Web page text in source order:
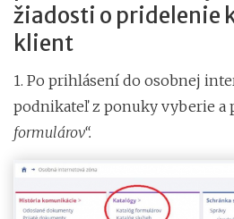
žiadosti o pridelenie
klient
1. Po prihlásení do osobnej
podnikateľ z ponuky vyberie a
formulárov“.